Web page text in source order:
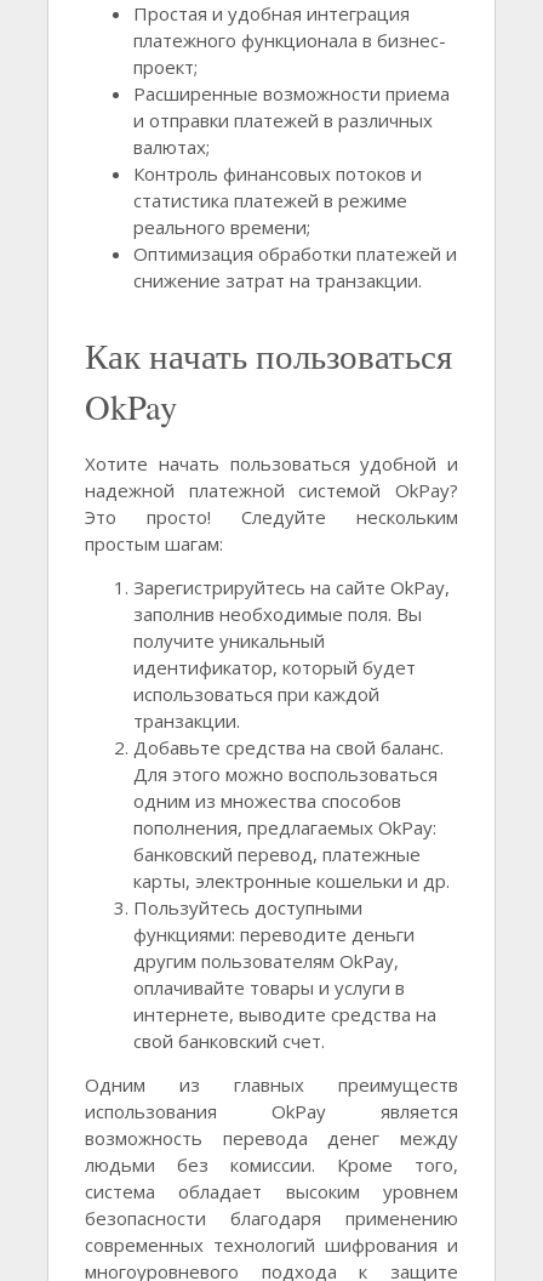
Простая и удобная интеграция
платежного функционала в бизнес-
проект;
Расширенные возможности приема
и отправки платежей в различных
валютах;
Контроль финансовых потоков и
статистика платежей в режиме
реального времени;
Оптимизация обработки платежей и
снижение затрат на транзакции.
Как начать пользоваться
OkPay
Хотите начать пользоваться удобной и
надежной платежной системой OkPay?
Это просто! Следуйте нескольким
простым шагам:
Зарегистрируйтесь на сайте OkPay,
заполнив необходимые поля. Вы
получите уникальный
идентификатор, который будет
использоваться при каждой
транзакции.
Добавьте средства на свой баланс.
Для этого можно воспользоваться
одним из множества способов
пополнения, предлагаемых OkPay:
банковский перевод, платежные
карты, электронные кошельки и др.
Пользуйтесь доступными
функциями: переводите деньги
другим пользователям OkPay,
оплачивайте товары и услуги в
интернете, выводите средства на
свой банковский счет.
Одним из главных преимуществ
использования OkPay является
возможность перевода денег между
людьми без комиссии. Кроме того,
система обладает высоким уровнем
безопасности благодаря применению
современных технологий шифрования и
многоуровневого подхода к защите